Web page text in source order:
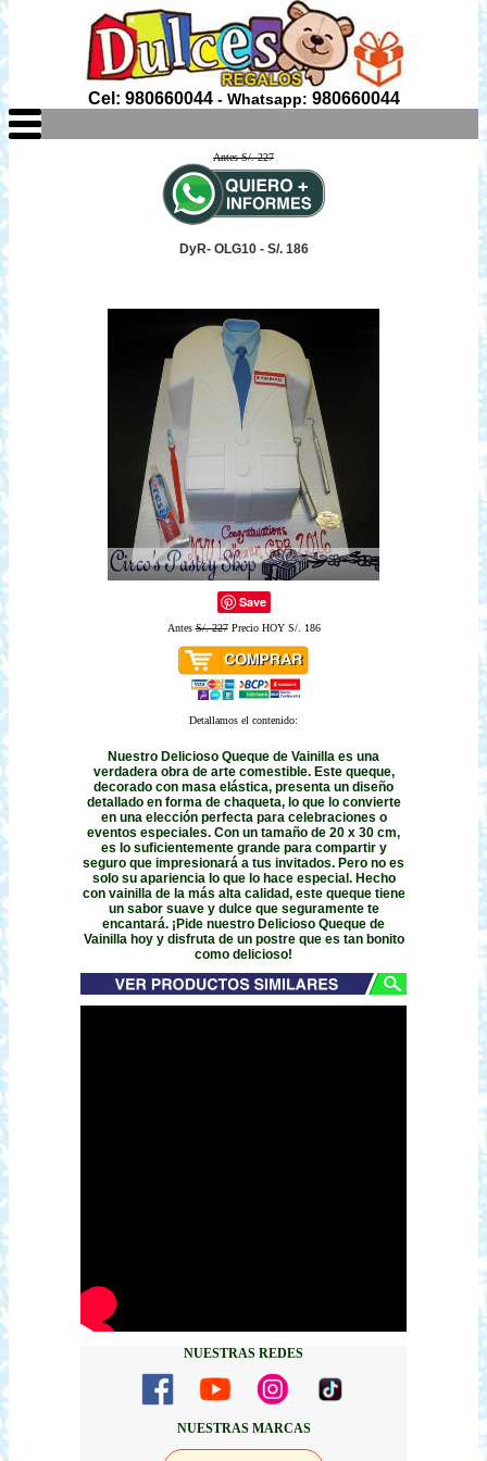
Cel: 980660044- Whatsapp: 980660044
Antes S/. 227
DyR- OLG10 - S/. 186
Save
AntesS/. 227Precio HOY S/. 186
Detallamos el contenido:
Nuestro Delicioso Queque de Vainilla es una
verdadera obra de arte comestible. Este queque,
decorado con masa elástica, presenta un diseño
detallado en forma de chaqueta, lo que lo convierte
en una elección perfecta para celebraciones o
eventos especiales. Con un tamaño de 20 x 30 cm,
es lo suficientemente grande para compartir y
seguro que impresionará a tus invitados. Pero no es
solo su apariencia lo que lo hace especial. Hecho
con vainilla de la más alta calidad, este queque tiene
un sabor suave y dulce que seguramente te
encantará. ¡Pide nuestro Delicioso Queque de
Vainilla hoy y disfruta de un postre que es tan bonito
como delicioso!
NUESTRAS REDES
NUESTRAS MARCAS